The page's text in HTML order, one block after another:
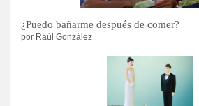
¿Puedo bañarme después de comer?
por Raúl González